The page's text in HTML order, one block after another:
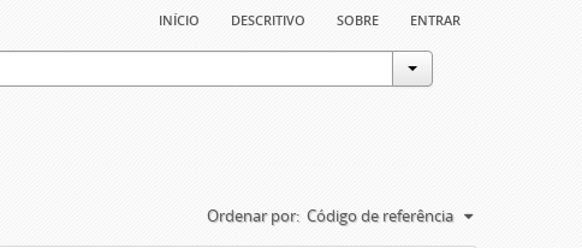
início descritivo sobre entrar
Ordenar por: Código de referência